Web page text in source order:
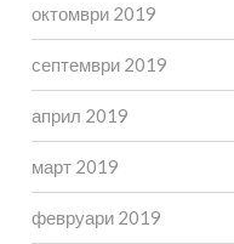
октомври 2019
септември 2019
април 2019
март 2019
февруари 2019